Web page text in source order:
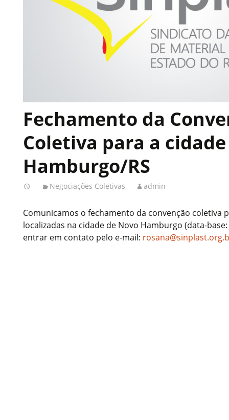
Fechamento da
Coletiva para a
Hamburgo/RS
Negociações Coletivas admin
Comunicamos o fechamento da convenção coletiva
localizadas na cidade de Novo Hamburgo (data-
entrar em contato pelo e-mail: